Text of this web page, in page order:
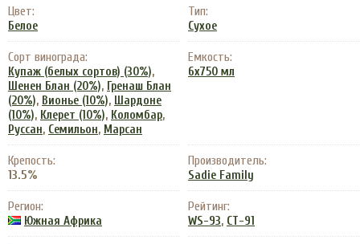
Цвет:
Белое
Тип:
Сухое
Сорт винограда:
Купаж (белых сортов) (30%),
Шенен Блан (20%), Гренаш Блан
(20%), Вионье (10%), Шардоне
(10%), Клерет (10%), Коломбар,
Руссан, Семильон, Марсан
Емкость:
6x750 мл
Крепость:
13.5%
Производитель:
Sadie Family
Регион:
Южная Африка
Рейтинг:
WS-93, CT-91